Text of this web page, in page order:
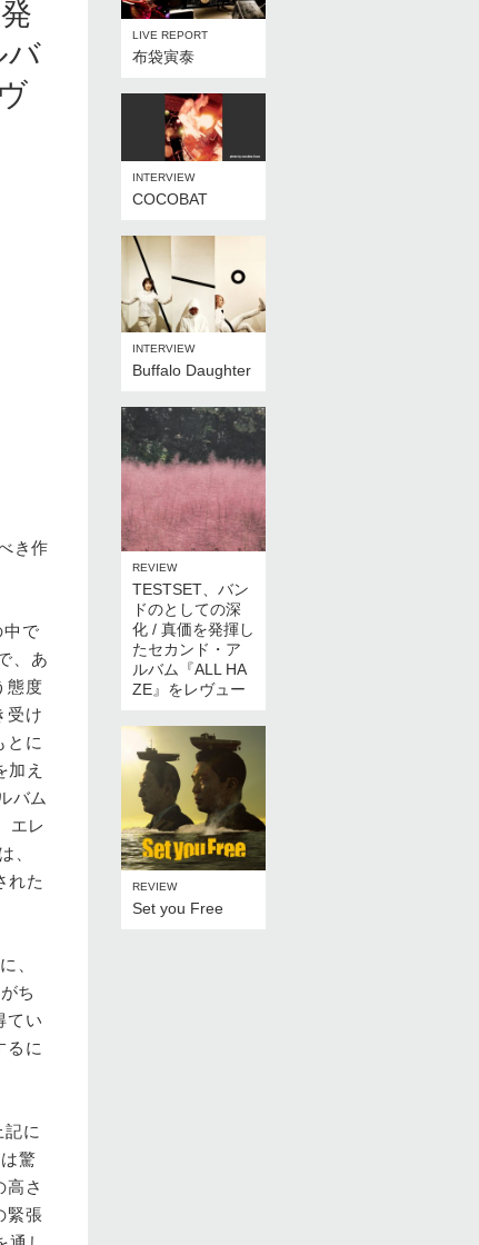
バ
き作
中で
、あ
態度
受け
とに
え
バム
エレ
、
れた
、
ち
てい
るに
に
驚
高さ
緊張
LIVE REPORT
布袋寅泰
INTERVIEW
COCOBAT
INTERVIEW
Buffalo Daughter
REVIEW
TESTSET、バン
ドのとしての深
化 / 真価を発揮し
たセカンド・ア
ルバム『ALL HA
ZE』をレヴュー
REVIEW
Set you Free